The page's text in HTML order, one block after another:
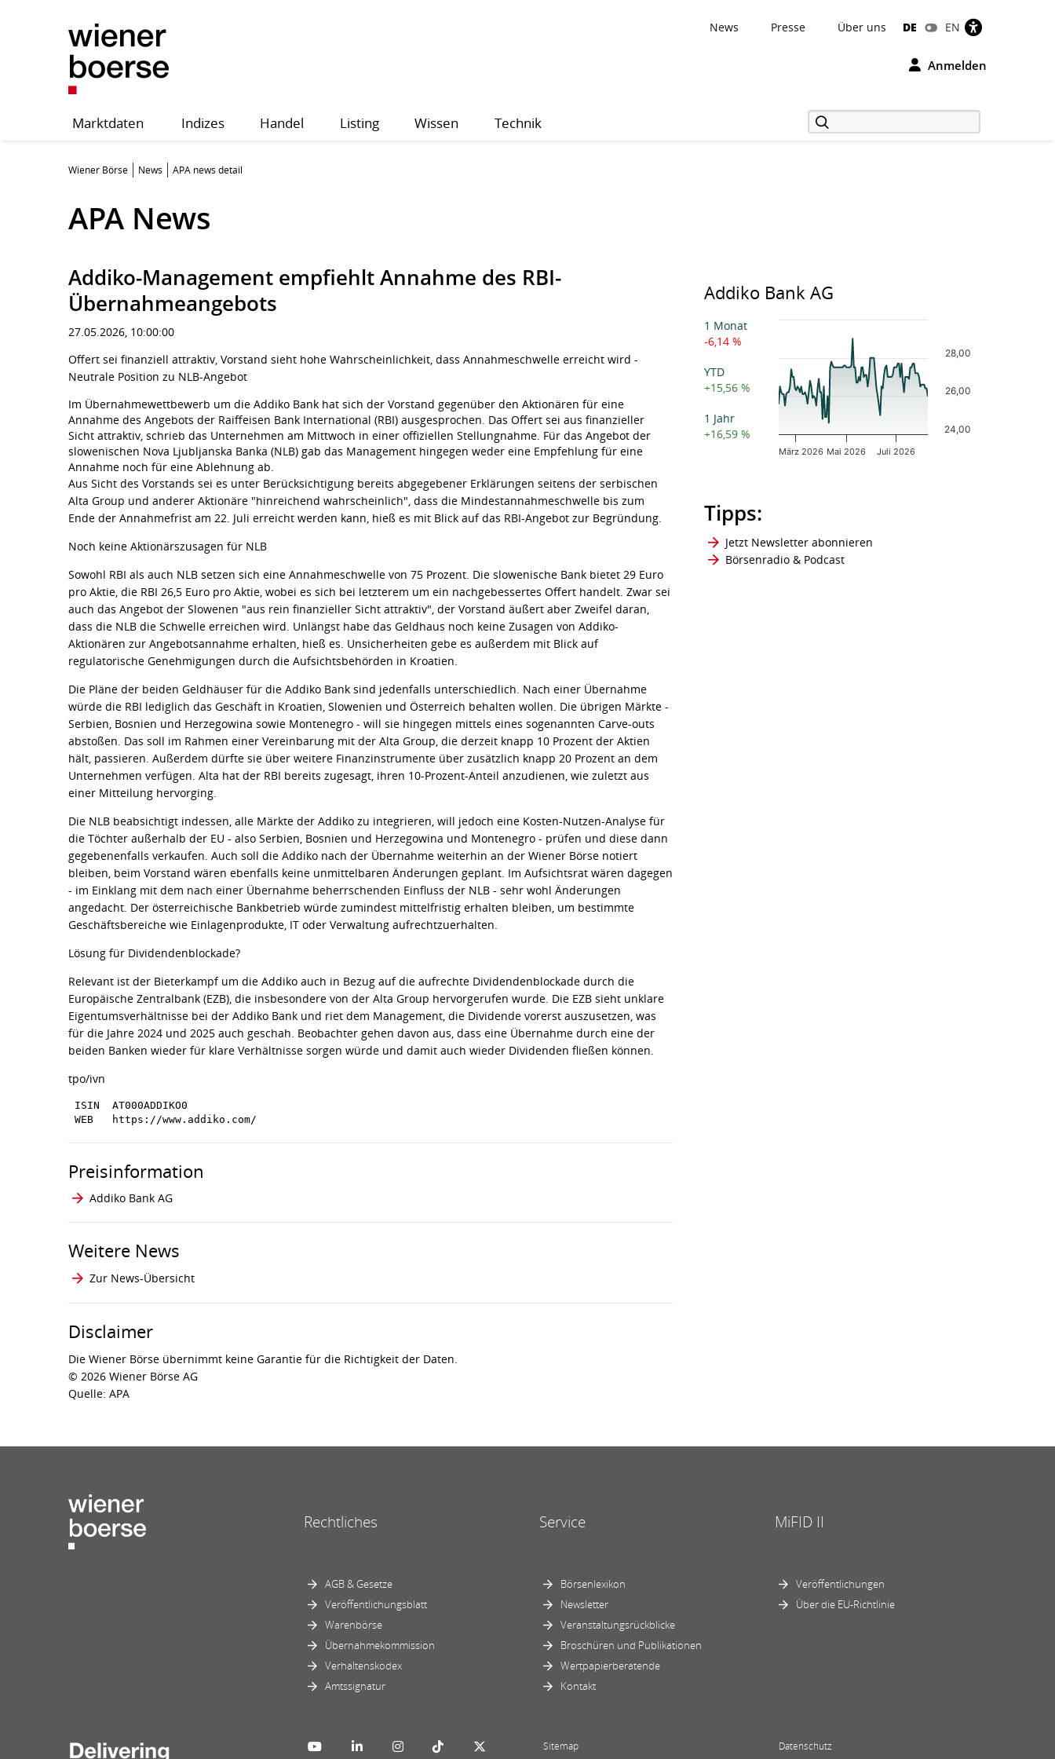
News Presse Über uns DE EN
Anmelden
Marktdaten Indizes Handel Listing Wissen Technik
Wiener Börse News APA news detail
APA News
Addiko-Management empfiehlt Annahme des RBI-
Übernahmeangebots
27.05.2026, 10:00:00
Offert sei finanziell attraktiv, Vorstand sieht hohe Wahrscheinlichkeit, dass Annahmeschwelle erreicht wird -
Neutrale Position zu NLB-Angebot
Im Übernahmewettbewerb um die Addiko Bank hat sich der Vorstand gegenüber den Aktionären für eine
Annahme des Angebots der Raiffeisen Bank International (RBI) ausgesprochen. Das Offert sei aus finanzieller
Sicht attraktiv, schrieb das Unternehmen am Mittwoch in einer offiziellen Stellungnahme. Für das Angebot der
slowenischen Nova Ljubljanska Banka (NLB) gab das Management hingegen weder eine Empfehlung für eine
Annahme noch für eine Ablehnung ab.
Aus Sicht des Vorstands sei es unter Berücksichtigung bereits abgegebener Erklärungen seitens der serbischen
Alta Group und anderer Aktionäre "hinreichend wahrscheinlich", dass die Mindestannahmeschwelle bis zum
Ende der Annahmefrist am 22. Juli erreicht werden kann, hieß es mit Blick auf das RBI-Angebot zur Begründung.
Noch keine Aktionärszusagen für NLB
Sowohl RBI als auch NLB setzen sich eine Annahmeschwelle von 75 Prozent. Die slowenische Bank bietet 29 Euro
pro Aktie, die RBI 26,5 Euro pro Aktie, wobei es sich bei letzterem um ein nachgebessertes Offert handelt. Zwar sei
auch das Angebot der Slowenen "aus rein finanzieller Sicht attraktiv", der Vorstand äußert aber Zweifel daran,
dass die NLB die Schwelle erreichen wird. Unlängst habe das Geldhaus noch keine Zusagen von Addiko-
Aktionären zur Angebotsannahme erhalten, hieß es. Unsicherheiten gebe es außerdem mit Blick auf
regulatorische Genehmigungen durch die Aufsichtsbehörden in Kroatien.
Die Pläne der beiden Geldhäuser für die Addiko Bank sind jedenfalls unterschiedlich. Nach einer Übernahme
würde die RBI lediglich das Geschäft in Kroatien, Slowenien und Österreich behalten wollen. Die übrigen Märkte -
Serbien, Bosnien und Herzegowina sowie Montenegro - will sie hingegen mittels eines sogenannten Carve-outs
abstoßen. Das soll im Rahmen einer Vereinbarung mit der Alta Group, die derzeit knapp 10 Prozent der Aktien
hält, passieren. Außerdem dürfte sie über weitere Finanzinstrumente über zusätzlich knapp 20 Prozent an dem
Unternehmen verfügen. Alta hat der RBI bereits zugesagt, ihren 10-Prozent-Anteil anzudienen, wie zuletzt aus
einer Mitteilung hervorging.
Die NLB beabsichtigt indessen, alle Märkte der Addiko zu integrieren, will jedoch eine Kosten-Nutzen-Analyse für
die Töchter außerhalb der EU - also Serbien, Bosnien und Herzegowina und Montenegro - prüfen und diese dann
gegebenenfalls verkaufen. Auch soll die Addiko nach der Übernahme weiterhin an der Wiener Börse notiert
bleiben, beim Vorstand wären ebenfalls keine unmittelbaren Änderungen geplant. Im Aufsichtsrat wären dagegen
- im Einklang mit dem nach einer Übernahme beherrschenden Einfluss der NLB - sehr wohl Änderungen
angedacht. Der österreichische Bankbetrieb würde zumindest mittelfristig erhalten bleiben, um bestimmte
Geschäftsbereiche wie Einlagenprodukte, IT oder Verwaltung aufrechtzuerhalten.
Lösung für Dividendenblockade?
Relevant ist der Bieterkampf um die Addiko auch in Bezug auf die aufrechte Dividendenblockade durch die
Europäische Zentralbank (EZB), die insbesondere von der Alta Group hervorgerufen wurde. Die EZB sieht unklare
Eigentumsverhältnisse bei der Addiko Bank und riet dem Management, die Dividende vorerst auszusetzen, was
für die Jahre 2024 und 2025 auch geschah. Beobachter gehen davon aus, dass eine Übernahme durch eine der
beiden Banken wieder für klare Verhältnisse sorgen würde und damit auch wieder Dividenden fließen können.
tpo/ivn
ISIN  AT000ADDIKO0
Preisinformation
Addiko Bank AG
Weitere News
Zur News-Übersicht
Disclaimer
Die Wiener Börse übernimmt keine Garantie für die Richtigkeit der Daten.
© 2026 Wiener Börse AG
Quelle: APA
Addiko Bank AG
1 Monat
-6,14 %
YTD
+15,56 %
1 Jahr
+16,59 %
Chart
Chart with 120 data points.
The chart has 1 X axis displaying Time. Data
The chart has 1 Y axis displaying values. Data
März 2026 Mai 2026 Juli 2026
24,00
26,00
28,00
Tipps:
Jetzt Newsletter abonnieren
Börsenradio & Podcast
Rechtliches
AGB & Gesetze
Veröffentlichungsblatt
Warenbörse
Übernahmekommission
Verhaltenskodex
Amtssignatur
Service
Börsenlexikon
Newsletter
Veranstaltungsrückblicke
Broschüren und Publikationen
Wertpapierberatende
Kontakt
MiFID II
Veröffentlichungen
Über die EU-Richtlinie
Sitemap Datenschutz